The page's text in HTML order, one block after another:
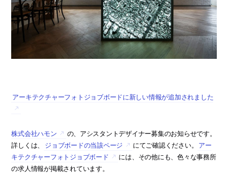
アーキテクチャーフォトジョブボードに新しい情報が追加されました
株式会社ハモン
の、アシスタントデザイナー募集のお知らせです。
詳しくは、
ジョブボードの当該ページ にてご確認ください。 アー
キテクチャーフォトジョブボード
には、その他にも、色々な事務所
の求人情報が掲載されています。